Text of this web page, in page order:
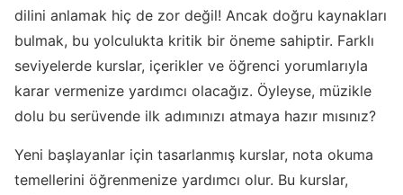
dilini anlamak hiç de zor değil! Ancak doğru kaynakları
bulmak, bu yolculukta kritik bir öneme sahiptir. Farklı
seviyelerde kurslar, içerikler ve öğrenci yorumlarıyla
karar vermenize yardımcı olacağız. Öyleyse, müzikle
dolu bu serüvende ilk adımınızı atmaya hazır mısınız?
Yeni başlayanlar için tasarlanmış kurslar, nota okuma
temellerini öğrenmenize yardımcı olur. Bu kurslar,